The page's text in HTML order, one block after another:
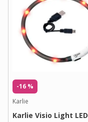
-16 %
Karlie
Karlie Visio Light LED